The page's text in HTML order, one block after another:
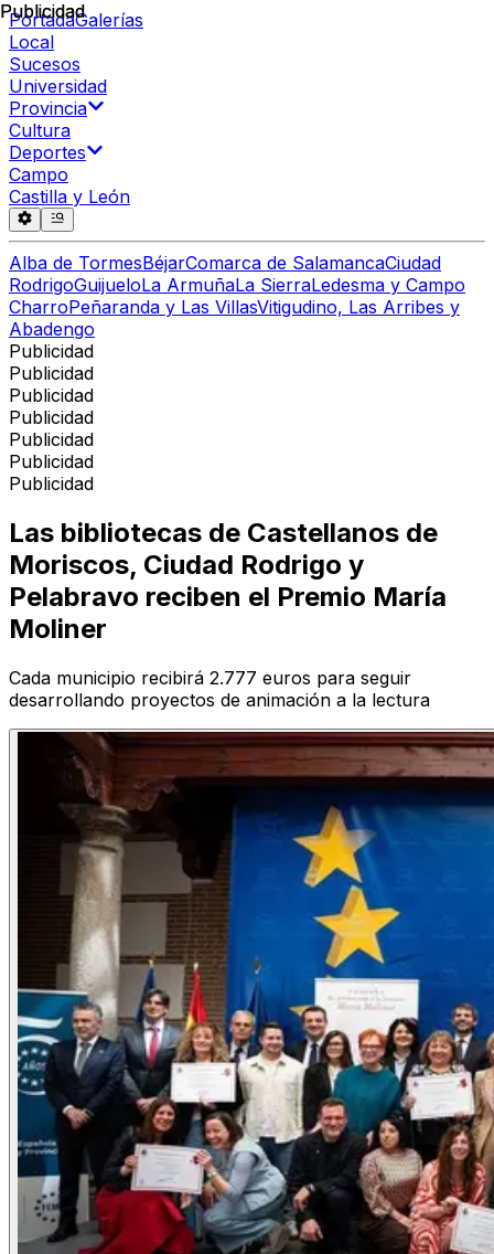
PortadaGalerías
Local
Sucesos
Universidad
Provincia
Cultura
Deportes
Campo
Castilla y León
Alba de TormesBéjarComarca de SalamancaCiudad
RodrigoGuijueloLa ArmuñaLa SierraLedesma y Campo
CharroPeñaranda y Las VillasVitigudino, Las Arribes y
Abadengo
Publicidad
Publicidad
Publicidad
Publicidad
Publicidad
Publicidad
Publicidad
Publicidad
Las bibliotecas de Castellanos de
Moriscos, Ciudad Rodrigo y
Pelabravo reciben el Premio María
Moliner
Cada municipio recibirá 2.777 euros para seguir
desarrollando proyectos de animación a la lectura
Publicidad